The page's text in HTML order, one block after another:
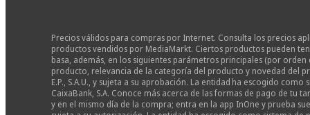
Precios válidos para compras por Internet. Consulta los precios
productos vendidos por MediaMarkt. Ciertos productos pueden
basa, además, en los siguientes parámetros principales (por
producto, relevancia de la categoría del producto y novedad del
E.P., S.A.U., y sujeta a su aprobación. La entidad ha escogido
CaixaBank, S.A. Conoce más acerca de las formas de pago de tu
y en el mismo día de la compra; entra en la app InOne y prueba